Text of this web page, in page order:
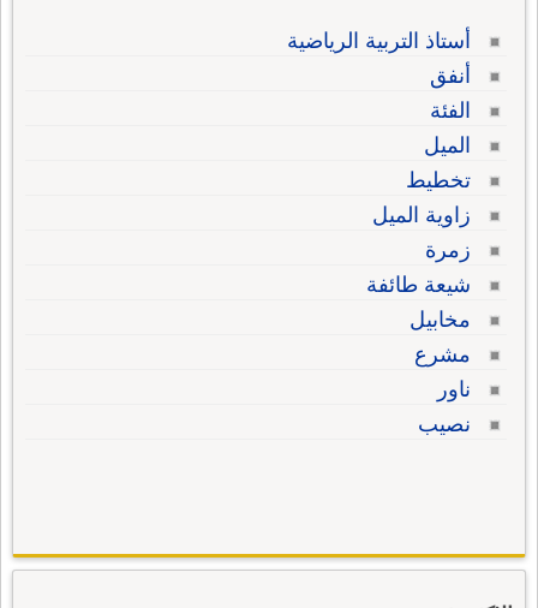
أستاذ التربية الرياضية
أنفق
الفئة
الميل
تخطيط
زاوية الميل
زمرة
شيعة طائفة
مخابيل
مشرع
ناور
نصيب